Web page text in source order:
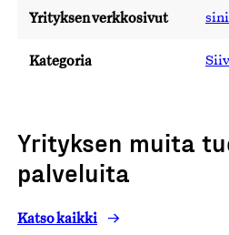
Yrityksen verkkosivut
Kategoria
Yrityksen muita
palveluita
Katso kaikki